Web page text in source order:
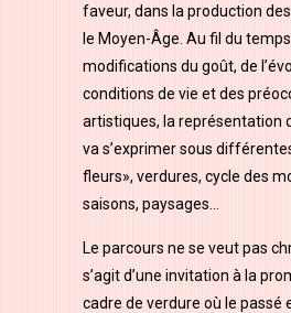
faveur, dans la production
le Moyen-Âge. Au fil du
modifications du goût, de
conditions de vie et des
artistiques, la représentation
va s’exprimer sous
fleurs», verdures, cycle des
saisons, paysages…
Le parcours ne se veut pas
s’agit d’une invitation à la
cadre de verdure où le passé